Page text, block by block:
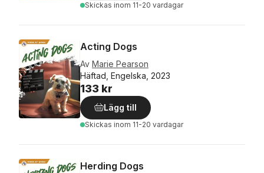
Skickas inom 11-20 vardagar
Acting Dogs
Av Marie Pearson
Häftad, Engelska, 2023
133 kr
Lägg till
Skickas inom 11-20 vardagar
Herding Dogs